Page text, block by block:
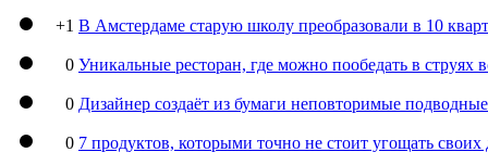
+1 В Амстердаме старую школу преобразовали в 10
0 Уникальные ресторан, где можно пообедать в струях
0 Дизайнер создаёт из бумаги неповторимые
0 7 продуктов, которыми точно не стоит угощать